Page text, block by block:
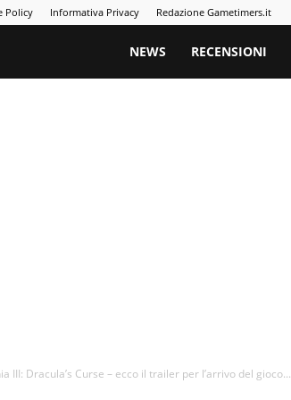
Policy Informativa Privacy Redazione Gametimers.it
Gametimers
NEWS RECENSIONI
III: Dracula’s Curse – ecco il trailer per l’arrivo del gioco...